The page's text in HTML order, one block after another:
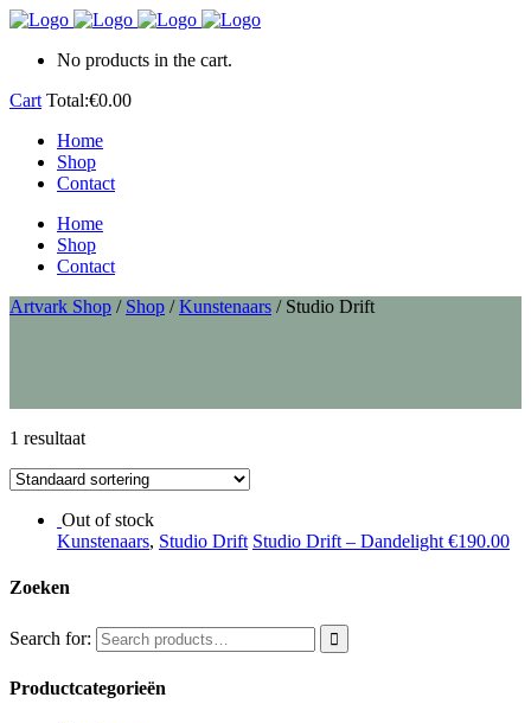
No products in the cart.
Cart Total:€0.00
Home
Shop
Contact
Home
Shop
Contact
Artvark Shop / Shop /Kunstenaars / Studio Drift
1 resultaat
Out of stock
Kunstenaars, Studio Drift Studio Drift – Dandelight €190.00
Zoeken
Search for:
Productcategorieën